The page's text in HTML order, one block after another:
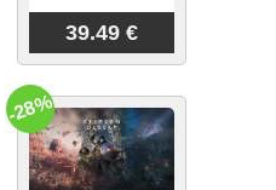
39.49 €
-28%